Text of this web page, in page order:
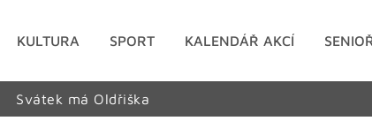
KULTURA SPORT KALENDÁŘ AKCÍ
Svátek má Oldřiška